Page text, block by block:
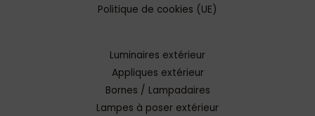
Politique de cookies (UE)
Luminaires extérieur
Appliques extérieur
Bornes / Lampadaires
Lampes à poser extérieur